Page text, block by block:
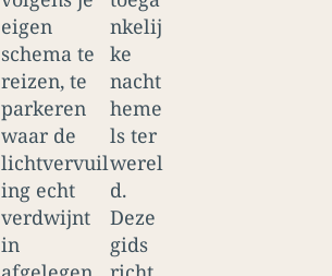
eigen
schema te
reizen, te
parkeren
waar de
lichtvervuil
ing echt
verdwijnt
in
nkelij
ke
nacht
heme
ls ter
werel
d.
Deze
gids